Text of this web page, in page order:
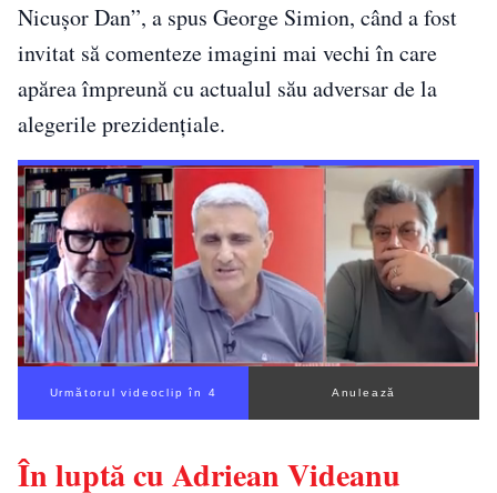
Nicușor Dan”, a spus George Simion, când a fost
invitat să comenteze imagini mai vechi în care
apărea împreună cu actualul său adversar de la
alegerile prezidențiale.
Următorul videoclip în 3 Anulează
În luptă cu Adriean Videanu